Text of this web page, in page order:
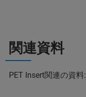
関連資料
PET Insert関連の資料: